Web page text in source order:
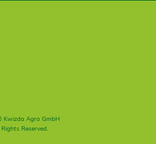
Kwizda Agro GmbH
Reserved.